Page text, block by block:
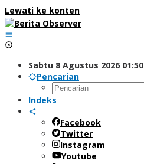
Lewati ke konten
Sabtu 8 Agustus 2026 01:50
Pencarian
Indeks
Facebook
Twitter
Instagram
Youtube